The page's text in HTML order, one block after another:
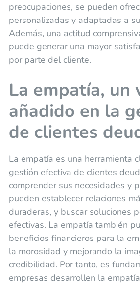
preocupaciones, se pueden
personalizadas y adaptadas a
Además, una actitud
puede generar una mayor
por parte del cliente.
La empatía, un
añadido en la
de clientes
La empatía es una herramienta
gestión efectiva de clientes
comprender sus necesidades y
pueden establecer relaciones
duraderas, y buscar soluciones
efectivas. La empatía también
beneficios financieros para la
la morosidad y mejorando la
credibilidad. Por tanto, es
empresas desarrollen la